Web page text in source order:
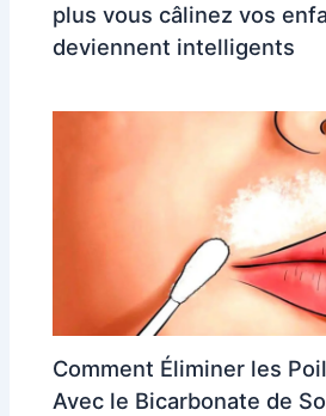
plus vous câlinez vos
deviennent intelligents
Comment Éliminer les
Avec le Bicarbonate de